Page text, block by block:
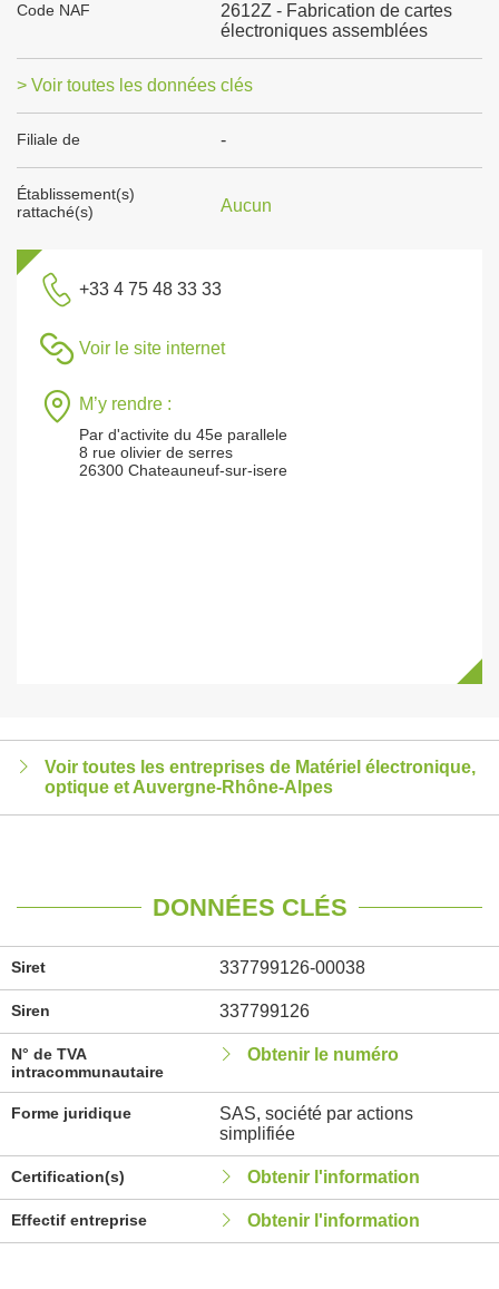
Code NAF
2612Z - Fabrication de cartes
électroniques assemblées
> Voir toutes les données clés
Filiale de -
Établissement(s)
rattaché(s)
Aucun
+33 4 75 48 33 33
Voir le site internet
M’y rendre :
Par d'activite du 45e parallele
8 rue olivier de serres
26300 Chateauneuf-sur-isere
Voir toutes les entreprises de Matériel électronique,
optique et Auvergne-Rhône-Alpes
DONNÉES CLÉS
Siret 337799126-00038
Siren 337799126
N° de TVA
intracommunautaire
Obtenir le numéro
Forme juridique
SAS, société par actions
simplifiée
Certification(s) Obtenir l'information
Effectif entreprise Obtenir l'information